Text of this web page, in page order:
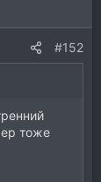
#152
тоже